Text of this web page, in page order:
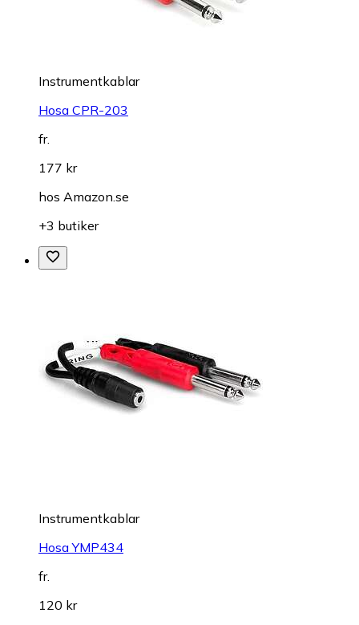
Instrumentkablar
Hosa CPR-203
fr.
177 kr
hos Amazon.se
+3 butiker
Instrumentkablar
Hosa YMP434
fr.
120 kr